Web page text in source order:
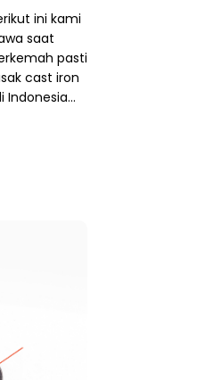
ini kami
saat
pasti
cast iron
Indonesia…